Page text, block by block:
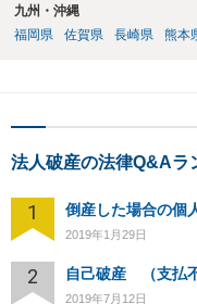
九州・沖縄
福岡県
佐賀県 長崎県 熊本
法人破産の法律Q&Aラ
1 倒産した場合の個
2019年1月29日
2 自己破産 （支払
2019年7月12日